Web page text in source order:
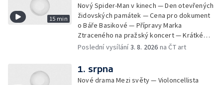
15 min
Nový Spider-Man v kinech — Den otevřených
židovských památek — Cena pro dokument
o Báře Basikové — Přípravy Marka
Ztraceného na pražský koncert — Krátké
zprávy z kultury — Nález historických
Poslední vysílání3. 8. 2026 na ČT art
1. srpna
Nové drama Mezi světy — Violoncellista